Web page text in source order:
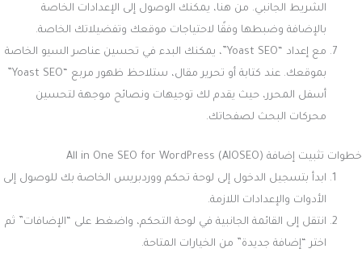
الشريط الجانبي. من هنا، يمكنك الوصول إلى الإعدادات الخاصة
بالإضافة وضبطها وفقًا لاحتياجات موقعك وتفضيلاتك الخاصة.
مع إعداد “Yoast SEO”، يمكنك البدء في تحسين عناصر السيو الخاصة
بموقعك. عند كتابة أو تحرير مقال، ستلاحظ ظهور مربع “Yoast SEO”
أسفل المحرر، حيث يقدم لك توجيهات ونصائح موجهة لتحسين
محركات البحث لصفحاتك.
خطوات تثبيت إضافة All in One SEO for WordPress (AIOSEO)
ابدأ بتسجيل الدخول إلى لوحة تحكم ووردبريس الخاصة بك للوصول إلى
الأدوات والإعدادات اللازمة.
انتقل إلى القائمة الجانبية في لوحة التحكم، واضغط على “الإضافات” ثم
اختر “إضافة جديدة” من الخيارات المتاحة.